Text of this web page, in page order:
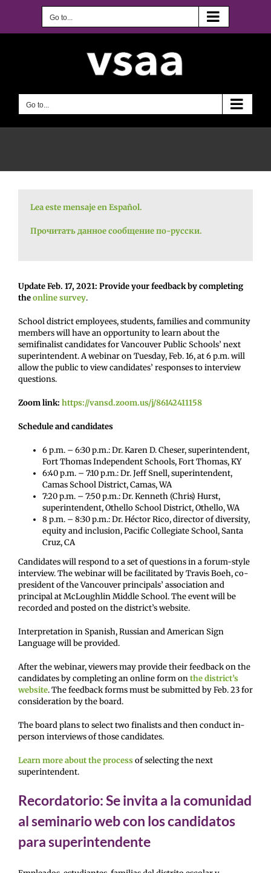
Go to...
Go to...
Lea este mensaje en Español.
Прочитать данное сообщение по-русски.
Update Feb. 17, 2021: Provide your feedback by completing
theonline survey.
School district employees, students, families and community
members will have an opportunity to learn about the
semifinalist candidates for Vancouver Public Schools’ next
superintendent. A webinar on Tuesday, Feb. 16, at 6 p.m. will
allow the public to view candidates’ responses to interview
questions.
Zoom link: https://vansd.zoom.us/j/86142411158
Schedule and candidates
6 p.m. – 6:30 p.m.: Dr. Karen D. Cheser, superintendent,
Fort Thomas Independent Schools, Fort Thomas, KY
6:40 p.m. – 7:10 p.m.: Dr. Jeff Snell, superintendent,
Camas School District, Camas, WA
7:20 p.m. – 7:50 p.m.: Dr. Kenneth (Chris) Hurst,
superintendent, Othello School District, Othello, WA
8 p.m. – 8:30 p.m.: Dr. Héctor Rico, director of diversity,
equity and inclusion, Pacific Collegiate School, Santa
Cruz, CA
Candidates will respond to a set of questions in a forum-style
interview. The webinar will be facilitated by Travis Boeh, co-
president of the Vancouver principals’ association and
principal at McLoughlin Middle School. The event will be
recorded and posted on the district’s website.
Interpretation in Spanish, Russian and American Sign
Language will be provided.
After the webinar, viewers may provide their feedback on the
candidates by completing an online form onthe district’s
website. The feedback forms must be submitted by Feb. 23 for
consideration by the board.
The board plans to select two finalists and then conduct in-
person interviews of those candidates.
Learn more about the processof selecting the next
superintendent.
Recordatorio: Se invita a la comunidad
al seminario web con los candidatos
para superintendente